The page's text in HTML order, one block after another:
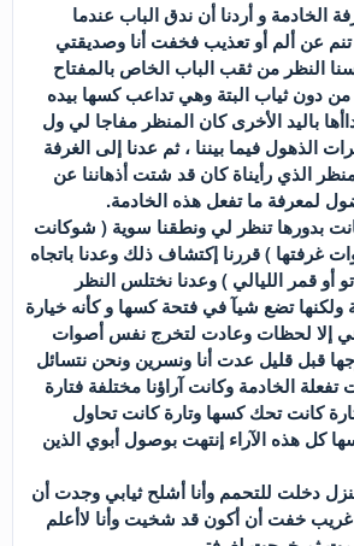
الخادمة و أردنا أن ندق الباب عندما
تنم عن ألم أو تعذيب فخفت أنا وصديقتي
النظر من ثقب الباب الخاص بالمفتاح
من دون ثياب البتة وهي تداعب كسها بيده
باليد الأخرى كان المنظر مفاجا لي ول
الذهول فيما بيننا ، ثم عدنا إلى الغرفة
الذي رأيناة كان قد شتت أذهاننا عن
لمعرفة ما تفعل هذه الخادمة.
بدورها تنظر لي ونطقنا سوية ( شوكانت
غرفتها ) قررنا إكتشاف ذلك وعدنا باتجاه
أو قمر الليالي ) وعدنا نختلس النظر
ولكنها تضع شيآ في فتحة كسها و كأنه خيارة
إلا لحظات وعادت لتخرج نفس أصوات
قبل قليل عدت أنا ونسرين ونحن نتسائل
تفعلة الخادمة وكانت آراؤنا مختلفة فتارة
كانت تحك كسها وتارة كانت تحاول
كل هذه الآراء إنتهت بوصول أبوي الذين
دخلت للتحمم وأنا أشلح ثيابي وجدت أن
خفت أن أكون قد شخيت وأنا لاأعلم